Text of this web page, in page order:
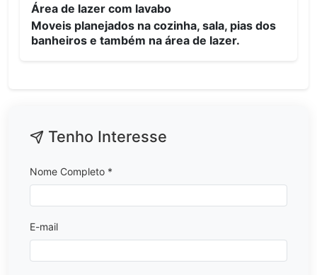
Área de lazer com lavabo
Moveis planejados na cozinha, sala, pias dos
banheiros e também na área de lazer.
Tenho Interesse
Nome Completo *
E-mail